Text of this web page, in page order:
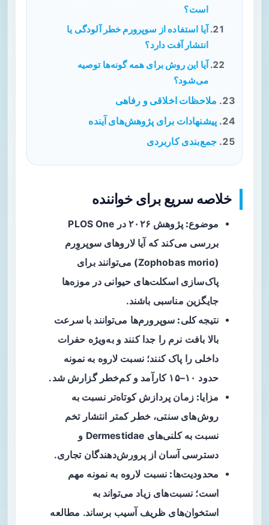
است؟
آیا استفاده از سوپرورم خطر آلودگی یا
انتشار آفت دارد؟
آیا این روش برای همه گونه‌ها توصیه
می‌شود؟
ملاحظات اخلاقی و رفاهی
پیشنهادات برای پژوهش‌های آینده
جمع‌بندی کاربردی
خلاصه سریع برای خواننده
موضوع:
پژوهش ۲۰۲۶ در PLOS One
بررسی می‌کند که آیا لاروهای سوپروِرم
(Zophobas morio) می‌توانند برای
پاک‌سازی اسکلت‌های حیوانی در موزه‌ها
جایگزین مناسبی باشند.
نتیجه کلی: سوپرورم‌ها می‌توانند با سرعت
بالا بافت نرم را جدا کنند و به‌ویژه حفرات
داخلی را پاک کنند؛ نسبت لاروه به نمونه
حدود ۱۰–۱۵ کارآمد و کم‌خطر گزارش شد.
مزایا: زمان پردازش کوتاه‌تر نسبت به
روش‌های سنتی، خطر کمتر انتشار تخم
نسبت به کلنی‌های Dermestidae و
دسترسی آسان از پرورش‌دهندگان تجاری.
محدودیت‌ها: نسبت لاروه به نمونه مهم
است؛ نسبت‌های زیاد می‌تواند به
استخوان‌های ظریف آسیب برساند. مطالعه